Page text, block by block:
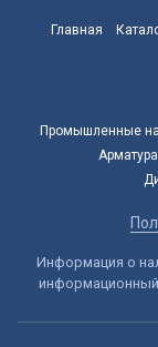
Главная
Промышленные
Информация о
информационный